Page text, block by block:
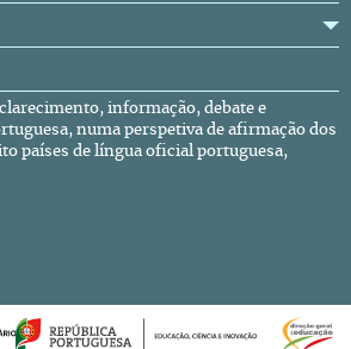
informação, debate e
numa perspetiva de afirmação dos
países de língua oficial portuguesa,